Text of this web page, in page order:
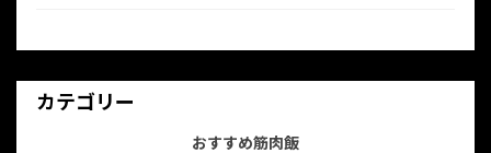
カテゴリー
おすすめ筋肉飯